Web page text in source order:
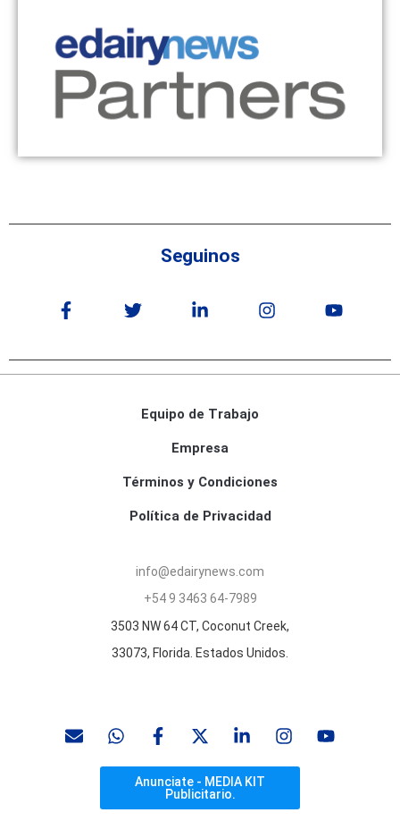
Seguinos
Equipo de Trabajo
Empresa
Términos y Condiciones
Política de Privacidad
info@edairynews.com
+54 9 3463 64-7989
3503 NW 64 CT, Coconut Creek,
33073, Florida. Estados Unidos.
Anunciate - MEDIA KIT
Publicitario.